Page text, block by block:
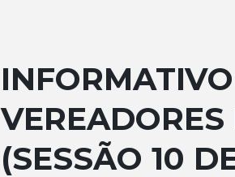
(SESSÃO 10